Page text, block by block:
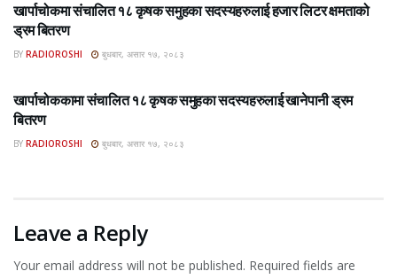
खार्पाचोकमा संचालित १८ कृषक समुहका सदस्यहरुलाई हजार लिटर क्षमताको
ड्रम बितरण
BY RADIOROSHI बुधबार, असार १७, २०८३
खार्पाचोककामा संचालित १८ कृषक समुहका सदस्यहरुलाई खानेपानी ड्रम
बितरण
BY RADIOROSHI बुधबार, असार १७, २०८३
Leave a Reply
Your email address will not be published. Required fields are